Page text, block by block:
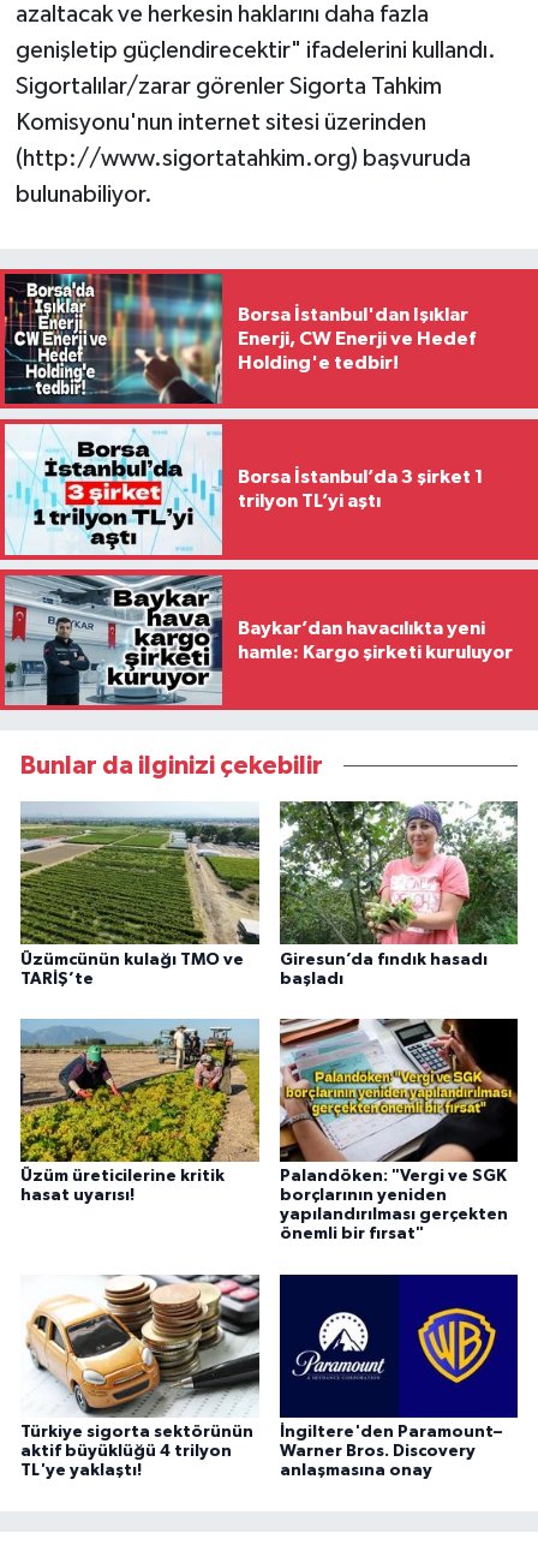
azaltacak ve herkesin haklarını daha fazla
genişletip güçlendirecektir" ifadelerini kullandı.
Sigortalılar/zarar görenler Sigorta Tahkim
Komisyonu'nun internet sitesi üzerinden
(http://www.sigortatahkim.org) başvuruda
bulunabiliyor.
Borsa İstanbul'dan Işıklar
Enerji, CW Enerji ve Hedef
Holding'e tedbir!
Borsa İstanbul’da 3 şirket 1
trilyon TL’yi aştı
Baykar’dan havacılıkta yeni
hamle: Kargo şirketi kuruluyor
Bunlar da ilginizi çekebilir
Üzümcünün kulağı TMO ve
TARİŞ’te
Giresun’da fındık hasadı
başladı
Üzüm üreticilerine kritik
hasat uyarısı!
Palandöken: "Vergi ve SGK
borçlarının yeniden
yapılandırılması gerçekten
önemli bir fırsat"
Türkiye sigorta sektörünün
aktif büyüklüğü 4 trilyon
TL'ye yaklaştı!
İngiltere'den Paramount–
Warner Bros. Discovery
anlaşmasına onay